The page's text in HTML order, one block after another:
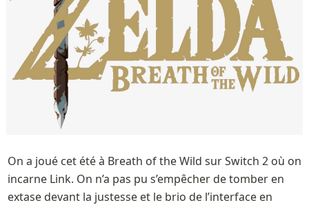
On a joué cet été à Breath of the Wild sur Switch 2 où on
incarne Link. On n’a pas pu s’empêcher de tomber en
extase devant la justesse et le brio de l’interface en